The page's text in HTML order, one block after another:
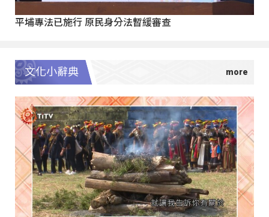
平埔專法已施行 原民身分法暫緩審查
文化小辭典